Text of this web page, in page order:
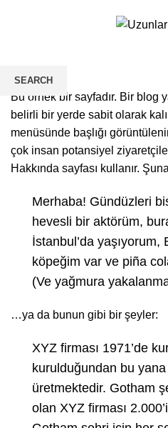
Örnek
Bu örnek bir sayfadır. Bir blog
belirli bir yerde sabit olarak
menüsünde başlığı
çok insan potansiyel
Hakkında sayfası kullanır.
Merhaba! Gündüzleri
hevesli bir aktörüm,
İstanbul’da yaşıyorum,
köpeğim var ve piña
(Ve yağmura
…ya da bunun gibi bir şeyler:
XYZ firması 1971’de
kurulduğundan bu
üretmektedir. Gotham
olan XYZ firması
SEARCH
Aradığınız ürünleri görmek için